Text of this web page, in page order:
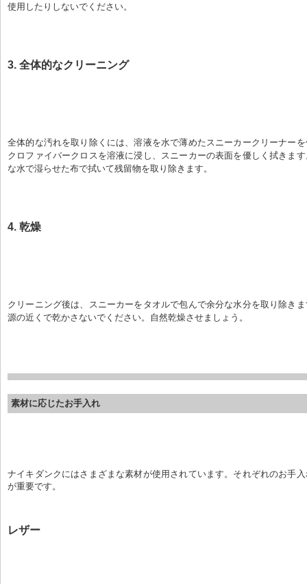
使用したりしないでください。
3. 全体的なクリーニング
全体的な汚れを取り除くには、溶液を水で薄めたスニーカークリーナー
クロファイバークロスを溶液に浸し、スニーカーの表面を優しく拭きま
な水で湿らせた布で拭いて残留物を取り除きます。
4. 乾燥
クリーニング後は、スニーカーをタオルで包んで余分な水分を取り除き
源の近くで乾かさないでください。自然乾燥させましょう。
素材に応じたお手入れ
ナイキダンクにはさまざまな素材が使用されています。それぞれのお手
が重要です。
レザー